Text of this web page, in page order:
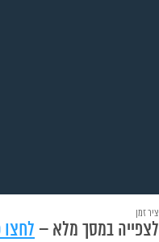
ציר זמן
לצפייה במסך מלא – לחצו